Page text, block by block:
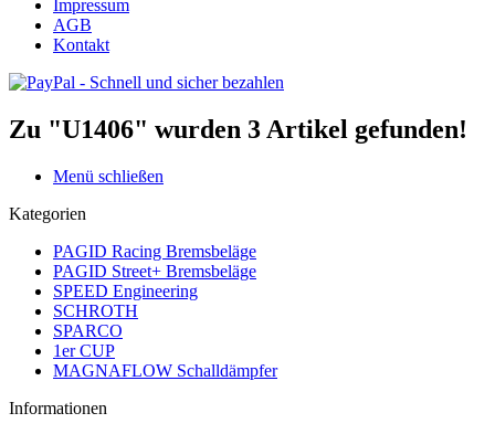
Impressum
AGB
Kontakt
Zu "U1406" wurden 3 Artikel gefunden!
Menü schließen
Kategorien
PAGID Racing Bremsbeläge
PAGID Street+ Bremsbeläge
SPEED Engineering
SCHROTH
SPARCO
1er CUP
MAGNAFLOW Schalldämpfer
Informationen